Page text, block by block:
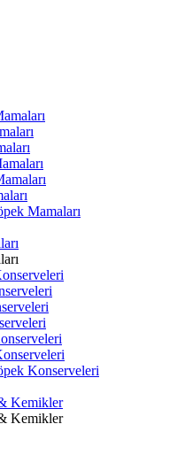
Mamaları
Konserveleri
Kemikler
Kemikler